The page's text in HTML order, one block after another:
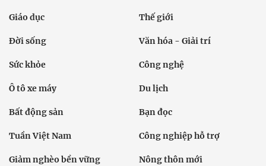
Giáo dục Thế giới
Đời sống Văn hóa - Giải trí
Sức khỏe Công nghệ
Ô tô xe máy Du lịch
Bất động sản Bạn đọc
Tuần Việt Nam Công nghiệp hỗ trợ
Giảm nghèo bền vững Nông thôn mới